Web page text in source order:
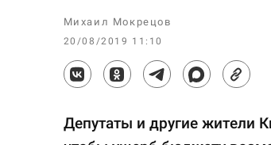
Михаил Мокрецов
20/08/2019 11:10
Депутаты и другие жители